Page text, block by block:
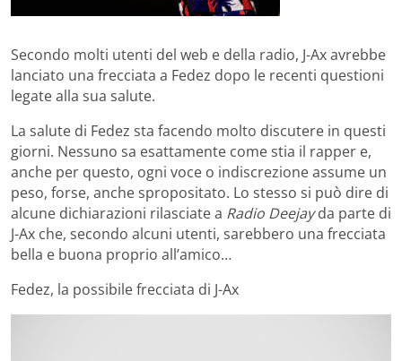
Secondo molti utenti del web e della radio, J-Ax avrebbe
lanciato una frecciata a Fedez dopo le recenti questioni
legate alla sua salute.
La salute di Fedez sta facendo molto discutere in questi
giorni. Nessuno sa esattamente come stia il rapper e,
anche per questo, ogni voce o indiscrezione assume un
peso, forse, anche spropositato. Lo stesso si può dire di
alcune dichiarazioni rilasciate a Radio Deejayda parte di
J-Ax che, secondo alcuni utenti, sarebbero una frecciata
bella e buona proprio all’amico…
Fedez, la possibile frecciata di J-Ax